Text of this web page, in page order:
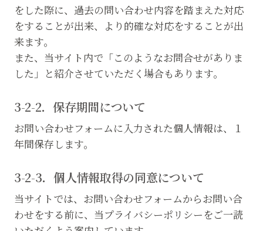
をした際に、過去の問い合わせ内容を踏まえた対応
をすることが出来、より的確な対応をすることが出
来ます。
また、当サイト内で「このようなお問合せがありま
した」と紹介させていただく場合もあります。
3-2-2．保存期間について
お問い合わせフォームに入力された個人情報は、１
年間保存します。
3-2-3．個人情報取得の同意について
当サイトでは、お問い合わせフォームからお問い合
わせをする前に、当プライバシーポリシーをご一読